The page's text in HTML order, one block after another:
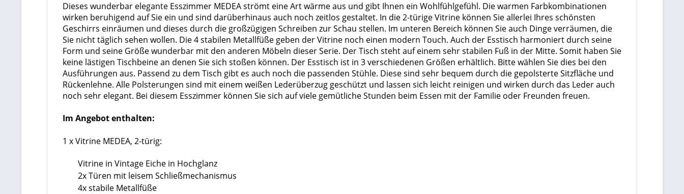
Dieses wunderbar elegante Esszimmer MEDEA strömt eine Art wärme aus und gibt Ihnen ein Wohlfühlgefühl. Die warmen Farbkombinationen
wirken beruhigend auf Sie ein und sind darüberhinaus auch noch zeitlos gestaltet. In die 2-türige Vitrine können Sie allerlei Ihres schönsten
Geschirrs einräumen und dieses durch die großzügigen Schreiben zur Schau stellen. Im unteren Bereich können Sie auch Dinge verräumen, die
Sie nicht täglich sehen wollen. Die 4 stabilen Metallfüße geben der Vitrine noch einen modern Touch. Auch der Esstisch harmoniert durch seine
Form und seine Größe wunderbar mit den anderen Möbeln dieser Serie. Der Tisch steht auf einem sehr stabilen Fuß in der Mitte. Somit haben Sie
keine lästigen Tischbeine an denen Sie sich stoßen können. Der Esstisch ist in 3 verschiedenen Größen erhältlich. Bitte wählen Sie dies bei den
Ausführungen aus. Passend zu dem Tisch gibt es auch noch die passenden Stühle. Diese sind sehr bequem durch die gepolsterte Sitzfläche und
Rückenlehne. Alle Polsterungen sind mit einem weißen Lederüberzug geschützt und lassen sich leicht reinigen und wirken durch das Leder auch
noch sehr elegant. Bei diesem Esszimmer können Sie sich auf viele gemütliche Stunden beim Essen mit der Familie oder Freunden freuen.
Im Angebot enthalten:
1 x Vitrine MEDEA, 2-türig:
Vitrine in Vintage Eiche in Hochglanz
2x Türen mit leisem Schließmechanismus
4x stabile Metallfüße